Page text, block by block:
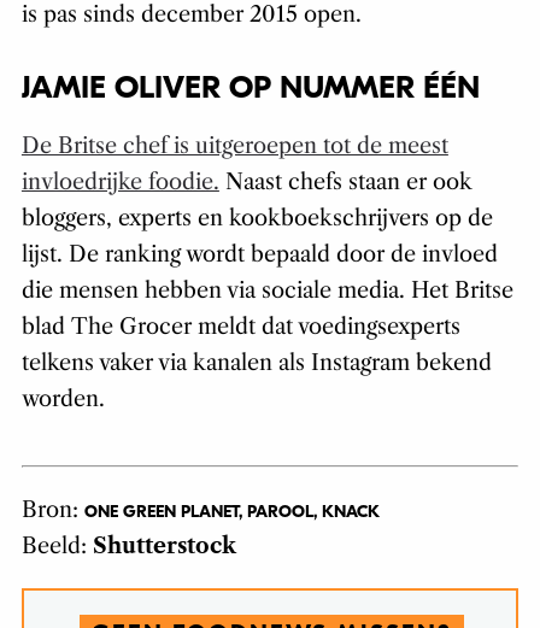
is pas sinds december 2015 open.
JAMIE OLIVER OP NUMMER ÉÉN
De Britse chef is uitgeroepen tot de meest
invloedrijke foodie. Naast chefs staan er ook
bloggers, experts en kookboekschrijvers op de
lijst. De ranking wordt bepaald door de invloed
die mensen hebben via sociale media. Het Britse
blad The Grocer meldt dat voedingsexperts
telkens vaker via kanalen als Instagram bekend
worden.
Bron: ONE GREEN PLANET, PAROOL, KNACK
Beeld: Shutterstock